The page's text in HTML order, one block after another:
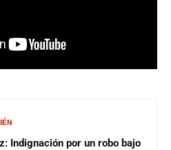
Indignación por un robo bajo